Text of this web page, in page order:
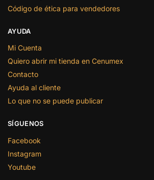
Código de ética para vendedores
AYUDA
Mi Cuenta
Quiero abrir mi tienda en Cenumex
Contacto
Ayuda al cliente
Lo que no se puede publicar
SÍGUENOS
Facebook
Instagram
Youtube